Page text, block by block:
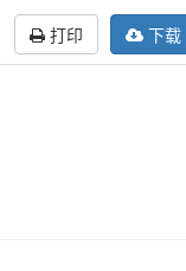
打印 下载